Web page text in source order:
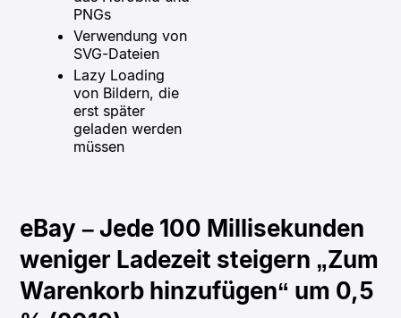
PNGs
Verwendung von
SVG-Dateien
Lazy Loading
von Bildern, die
erst später
geladen werden
müssen
eBay – Jede 100 Millisekunden
weniger Ladezeit steigern „Zum
Warenkorb hinzufügen“ um 0,5